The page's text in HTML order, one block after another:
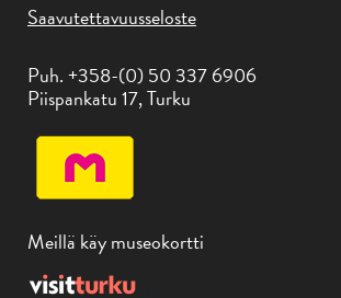
Saavutettavuusseloste
Puh. +358-(0) 50 337 6906
Piispankatu 17, Turku
Meillä käy museokortti